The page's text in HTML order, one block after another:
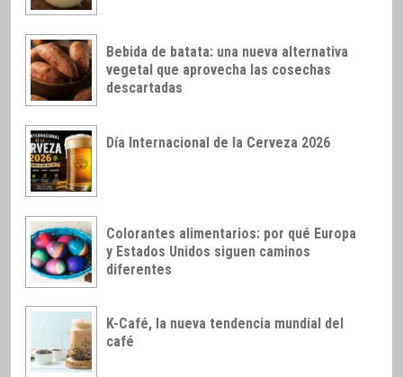
Bebida de batata: una nueva alternativa
vegetal que aprovecha las cosechas
descartadas
Día Internacional de la Cerveza 2026
Colorantes alimentarios: por qué Europa
y Estados Unidos siguen caminos
diferentes
K-Café, la nueva tendencia mundial del
café